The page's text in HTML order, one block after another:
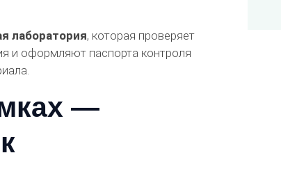
лаборатория, которая проверяет
и оформляют паспорта контроля
—